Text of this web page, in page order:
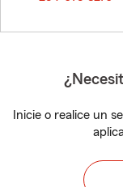
Inicie o realice un